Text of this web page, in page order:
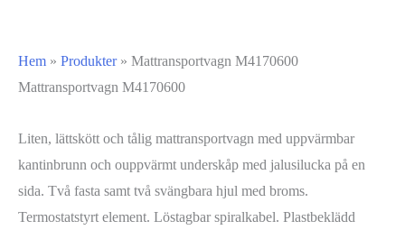
Hem » Produkter» Mattransportvagn M4170600
Mattransportvagn M4170600
Liten, lättskött och tålig mattransportvagn med uppvärmbar
kantinbrunn och ouppvärmt underskåp med jalusilucka på en
sida. Två fasta samt två svängbara hjul med broms.
Termostatstyrt element. Löstagbar spiralkabel. Plastbeklädd